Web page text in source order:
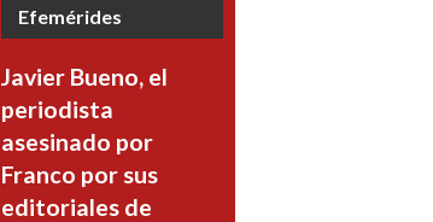
Efemérides
Javier Bueno, el
periodista
asesinado por
Franco por sus
editoriales de